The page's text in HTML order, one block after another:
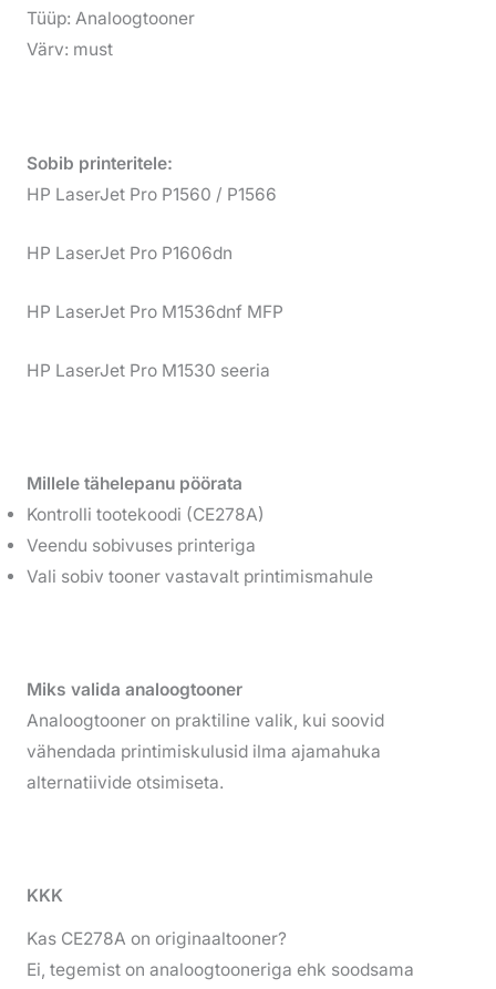
Tüüp: Analoogtooner
Värv: must
Sobib printeritele:
HP LaserJet Pro P1560 / P1566
HP LaserJet Pro P1606dn
HP LaserJet Pro M1536dnf MFP
HP LaserJet Pro M1530 seeria
Millele tähelepanu pöörata
Kontrolli tootekoodi (CE278A)
Veendu sobivuses printeriga
Vali sobiv tooner vastavalt printimismahule
Miks valida analoogtooner
Analoogtooner on praktiline valik, kui soovid
vähendada printimiskulusid ilma ajamahuka
alternatiivide otsimiseta.
KKK
Kas CE278A on originaaltooner?
Ei, tegemist on analoogtooneriga ehk soodsama